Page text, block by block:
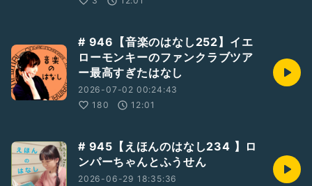
# 946【音楽のはなし252】イエ
ローモンキーのファンクラブツア
ー最高すぎたはなし
2026-07-02 00:24:43
180
12:01
# 945【えほんのはなし234 】ロ
ンパーちゃんとふうせん
2026-06-29 18:35:36